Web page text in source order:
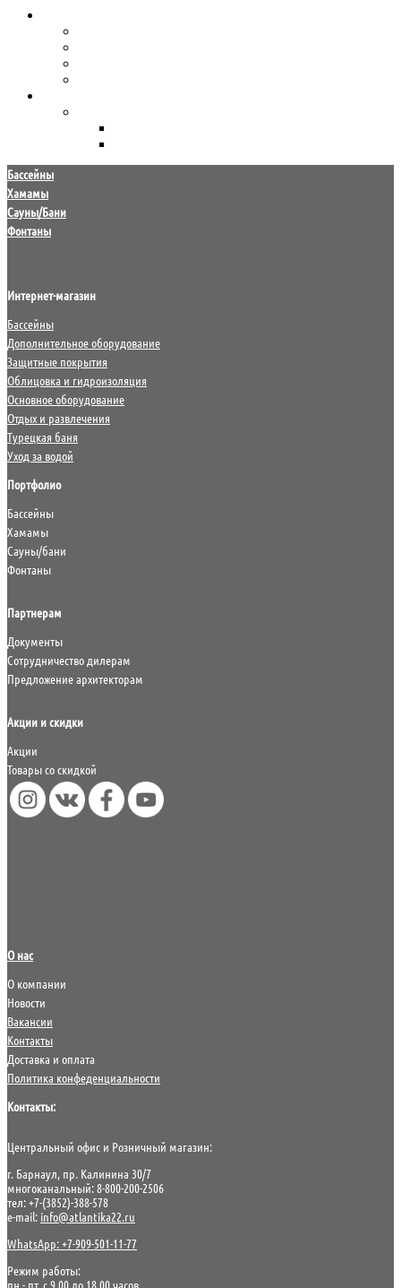
Бассейны
Хамамы
Сауны/Бани
Фонтаны
Интернет-магазин
Бассейны
Дополнительное оборудование
Защитные покрытия
Облицовка и гидроизоляция
Основное оборудование
Отдых и развлечения
Турецкая баня
Уход за водой
Портфолио
Бассейны
Хамамы
Сауны/бани
Фонтаны
Партнерам
Документы
Сотрудничество дилерам
Предложение архитекторам
Акции и скидки
Акции
Товары со скидкой
О нас
О компании
Новости
Вакансии
Контакты
Доставка и оплата
Политика конфеденциальности
Контакты:
Центральный офис и Розничный магазин:
г. Барнаул, пр. Калинина 30/7
многоканальный: 8-800-200-2506
тел: +7-(3852)-388-578
e-mail: info@atlantika22.ru
WhatsApp: +7-909-501-11-77
Режим работы:
пн.- пт. с 9.00 до 18.00 часов,